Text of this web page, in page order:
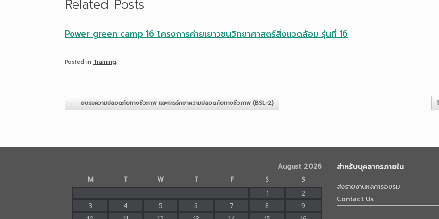
Related Posts
Power green camp 16 โครงการค่ายเยาวชนวิทยาศาสตร์สิ่งแวดล้อม รุ่นที่ 16
Posted in Training.
Post navigation
← อบรมความปลอดภัยทางชีวภาพ และการรักษาความปลอดภัยทางชีวภาพ (BSL-2)
August 2026
M
T W T F S
S
1
2
3
4 5 6 7 8
9
สำหรับบุคลากรภายใน
ส่งรายงานผลการอบรม
Contact Us